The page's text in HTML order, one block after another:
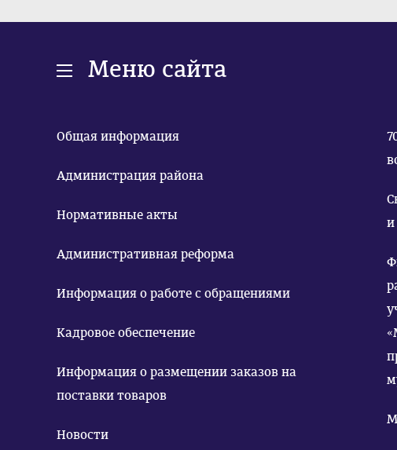
Меню сайта
Общая информация
Администрация района
Нормативные акты
Административная реформа
Информация о работе с обращениями
Кадровое обеспечение
Информация о размещении заказов на
поставки товаров
Новости
и